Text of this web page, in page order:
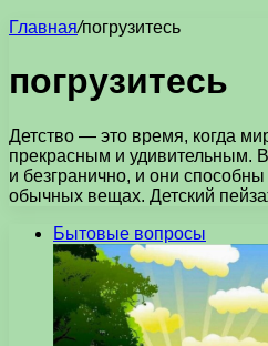
Главная/погрузитесь
погрузитесь
Детство — это время, когда
прекрасным и удивительным.
и безгранично, и они
обычных вещах. Детский
Бытовые вопросы